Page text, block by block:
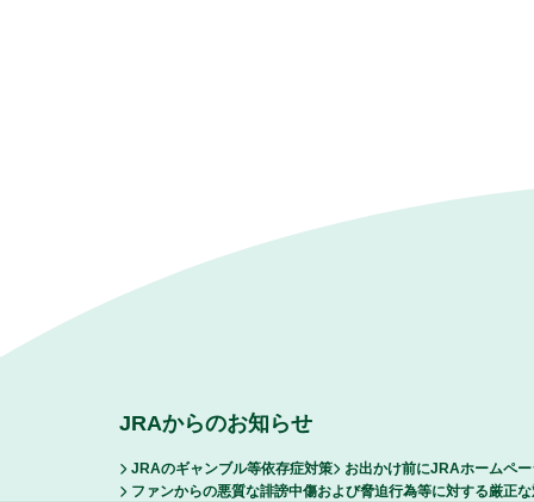
JRAからのお知らせ
JRAのギャンブル等依存症対策
お出かけ前にJRAホームペ
ファンからの悪質な誹謗中傷および脅迫行為等に対する厳正